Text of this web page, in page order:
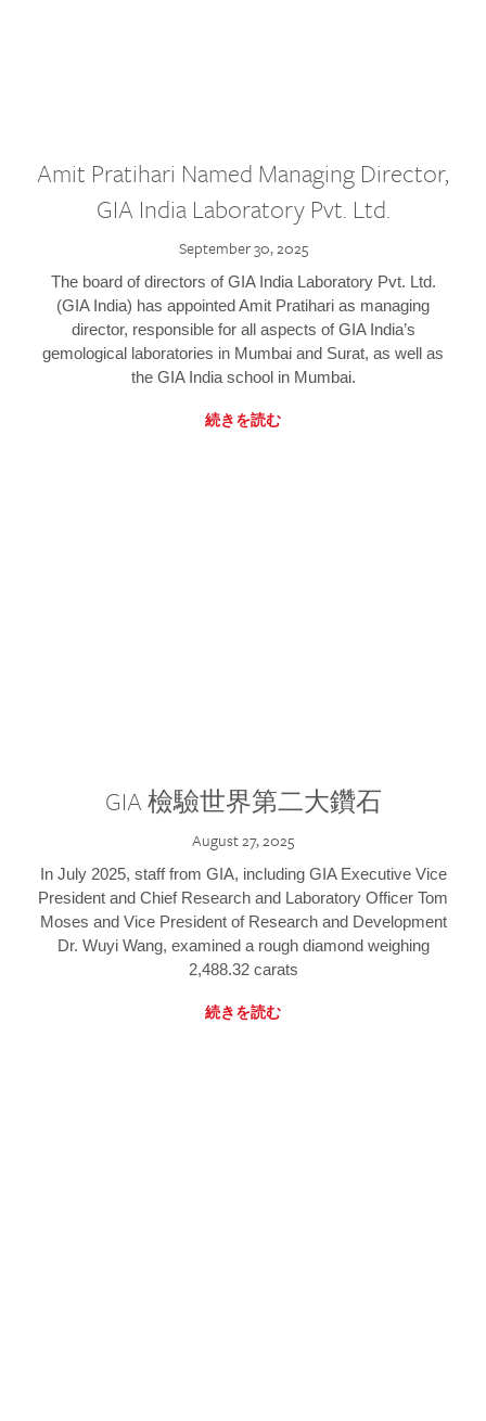
Amit Pratihari Named Managing Director,
GIA India Laboratory Pvt. Ltd.
September 30, 2025
The board of directors of GIA India Laboratory Pvt. Ltd.
(GIA India) has appointed Amit Pratihari as managing
director, responsible for all aspects of GIA India’s
gemological laboratories in Mumbai and Surat, as well as
the GIA India school in Mumbai.
続きを読む
GIA 檢驗世界第二大鑽石
August 27, 2025
In July 2025, staff from GIA, including GIA Executive Vice
President and Chief Research and Laboratory Officer Tom
Moses and Vice President of Research and Development
Dr. Wuyi Wang, examined a rough diamond weighing
2,488.32 carats
続きを読む